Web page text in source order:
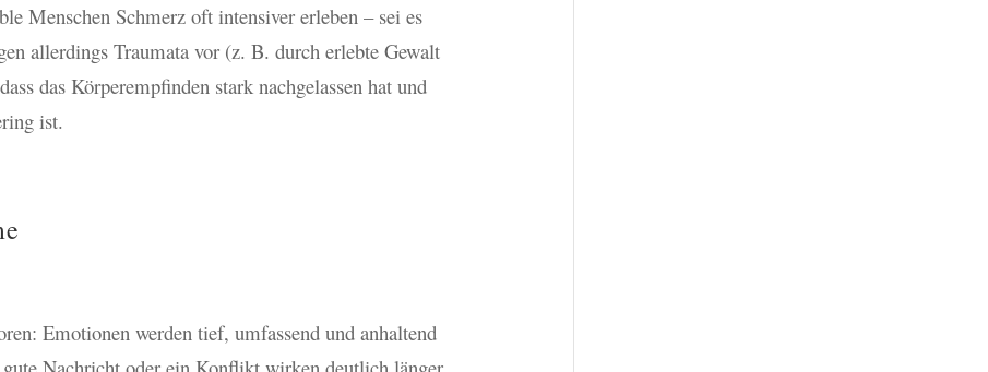
Menschen Schmerz oft intensiver erleben – sei es
allerdings Traumata vor (z. B. durch erlebte Gewalt
das Körperempfinden stark nachgelassen hat und
ist.
Emotionen werden tief, umfassend und anhaltend